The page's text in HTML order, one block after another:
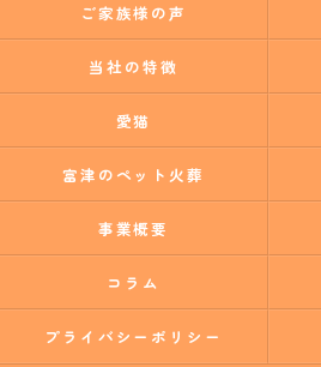
ご家族様の声
当社の特徴
愛猫
富津のペット火葬
事業概要
コラム
プライバシーポリシー